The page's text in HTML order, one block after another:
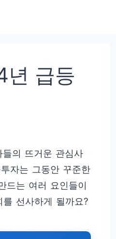
년 급등
들의 뜨거운 관심사
자는 그동안 꾸준한
드는 여러 요인들이
선사하게 될까요?